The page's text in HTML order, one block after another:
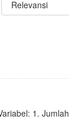
1.